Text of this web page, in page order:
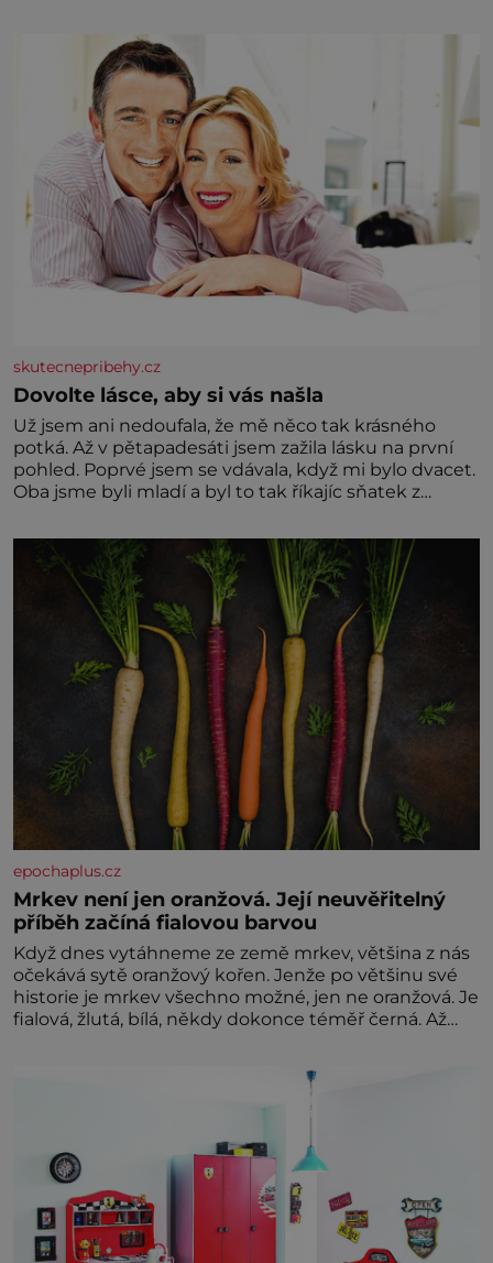
skutecnepribehy.cz
Dovolte lásce, aby si vás našla
Už jsem ani nedoufala, že mě něco tak krásného
potká. Až v pětapadesáti jsem zažila lásku na první
pohled. Poprvé jsem se vdávala, když mi bylo dvacet.
Oba jsme byli mladí a byl to tak říkajíc sňatek z
zaopatřený mladý muž. Manželství nám oběma moc
nesvědčilo, brzy jsme zjistili, že
epochaplus.cz
Mrkev není jen oranžová. Její neuvěřitelný
příběh začíná fialovou barvou
Když dnes vytáhneme ze země mrkev, většina z nás
očekává sytě oranžový kořen. Jenže po většinu své
historie je mrkev všechno možné, jen ne oranžová. Je
fialová, žlutá, bílá, někdy dokonce téměř černá. Až
nedokážeme představit. Její příběh je